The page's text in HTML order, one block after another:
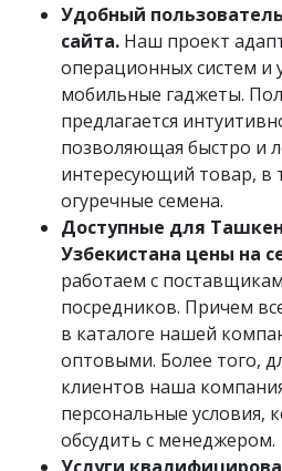
Удобный
сайта. Наш проект
операционных систем и
мобильные гаджеты.
предлагается
позволяющая быстро и
интересующий товар, в
огуречные семена.
Доступные для
Узбекистана цены на
работаем с
посредников. Причем
в каталоге нашей
оптовыми. Более того,
клиентов наша
персональные условия,
обсудить с менеджером.